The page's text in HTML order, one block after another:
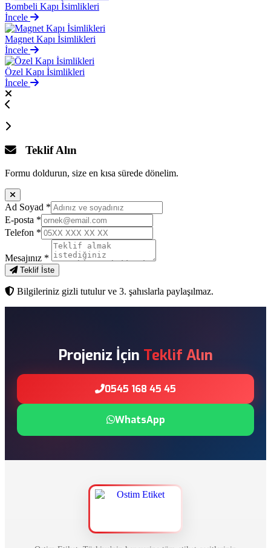
Bombeli Kapı İsimlikleri
İncele
Magnet Kapı İsimlikleri
İncele
Özel Kapı İsimlikleri
İncele
Teklif Alın
Formu doldurun, size en kısa sürede dönelim.
Ad Soyad *
E-posta *
Telefon *
Mesajınız *
Teklif İste
Bilgileriniz gizli tutulur ve 3. şahıslarla paylaşılmaz.
Projeniz İçin Teklif Alın
0545 168 45 45
WhatsApp